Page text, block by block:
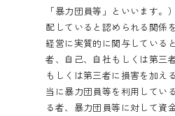
「暴力団員等」といいます。
配していると認められる関係
経営に実質的に関与している
者、自己、自社もしくは第三
もしくは第三者に損害を加え
当に暴力団員等を利用してい
る者、暴力団員等に対して資